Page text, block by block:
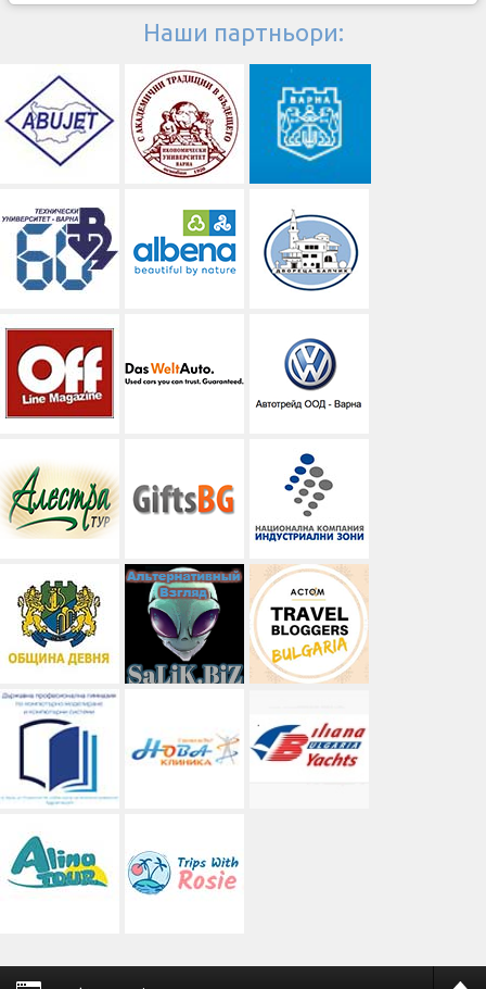
Наши партньори: